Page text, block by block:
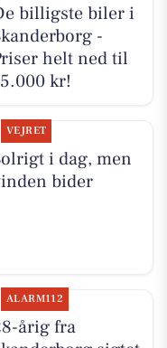
billigste biler i
-
helt ned til
kr!
VEJRET
i dag, men
bider
ALARM112
årig fra